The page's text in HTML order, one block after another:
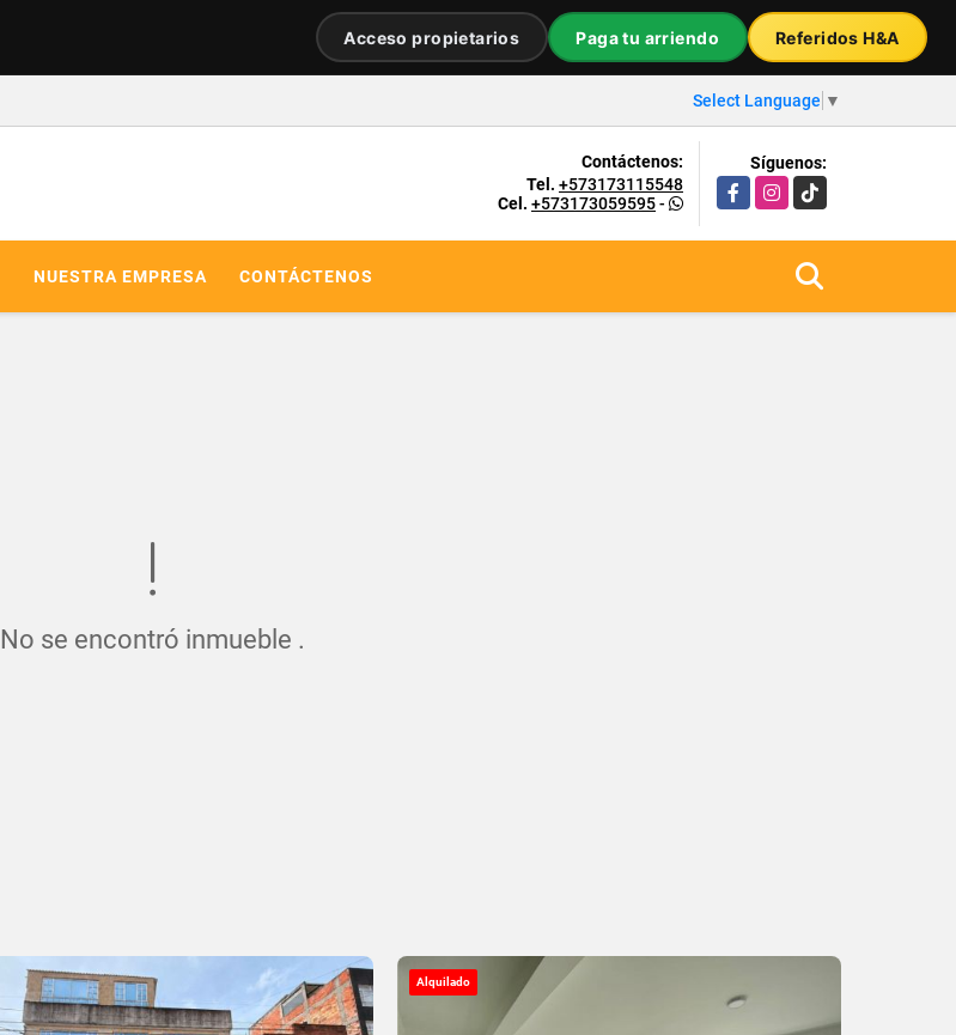
Acceso propietarios Paga tu arriendo Referidos H&A
Select Language ▼
Contáctenos:
Tel. +573173115548
Cel. +573173059595-
Síguenos:
FacebookInstagram
TikTok
NUESTRA EMPRESA CONTÁCTENOS
No se encontró inmueble .
Alquilado